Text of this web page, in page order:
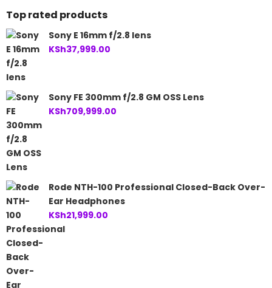
Top rated products
Sony E 16mm f/2.8 lens
KSh37,999.00
Sony FE 300mm f/2.8 GM OSS Lens
KSh709,999.00
Rode NTH-100 Professional Closed-Back Over-
Ear Headphones
KSh21,999.00